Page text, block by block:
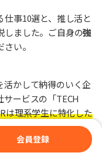
事10選と、推し活と
しました。ご自身の強
い。
活かして納得のいく企
ービスの「TECH
は理系学生に特化した
や興味関心に合わせ
届きます。ぜひ活用し
を実現しましょう。
会員登録